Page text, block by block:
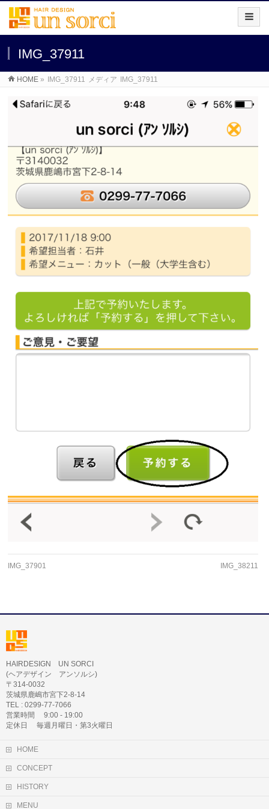
IMG_37911
HOME » IMG_37911 メディア IMG_37911
IMG_37901 IMG_38211
HAIRDESIGN UN SORCI
(ヘアデザイン アンソルシ)
〒314-0032
茨城県鹿嶋市宮下2-8-14
TEL : 0299-77-7066
営業時間 9:00 - 19:00
定休日 毎週月曜日・第3火曜日
HOME
CONCEPT
HISTORY
MENU